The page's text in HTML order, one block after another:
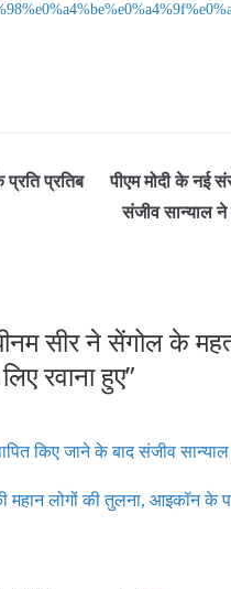
प्रतिब
पीएम मोदी के नई
संजीव सान्याल
सीर ने सेंगोल के
रवाना हुए”
किए जाने के बाद संजीव
लोगों की तुलना, आइकॉन के